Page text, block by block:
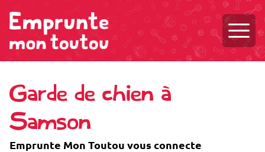
Garde de chien à
Samson
Emprunte Mon Toutou vous connecte